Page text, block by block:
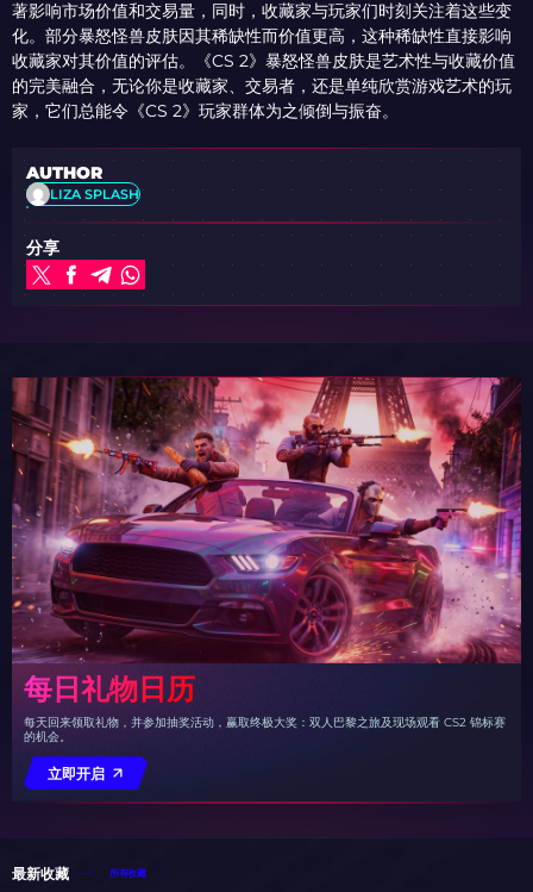
著影响市场价值和交易量，同时，收藏家与玩家们时刻关注着这些变
化。部分暴怒怪兽皮肤因其稀缺性而价值更高，这种稀缺性直接影响
收藏家对其价值的评估。《CS 2》暴怒怪兽皮肤是艺术性与收藏价值
的完美融合，无论你是收藏家、交易者，还是单纯欣赏游戏艺术的玩
家，它们总能令《CS 2》玩家群体为之倾倒与振奋。
AUTHOR
LIZA SPLASH
分享
每日礼物日历
每天回来领取礼物，并参加抽奖活动，赢取终极大奖：双人巴黎之旅及现场观看 CS2 锦标赛
的机会。
立即开启
最新收藏 所有收藏